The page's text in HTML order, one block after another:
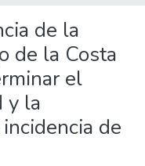
de la
de la Costa
el
y la
de